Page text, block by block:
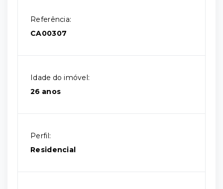
Referência:
CA00307
Idade do imóvel:
26 anos
Perfil:
Residencial